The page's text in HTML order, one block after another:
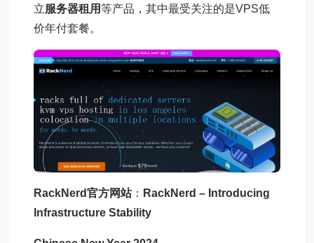
立服务器租用等产品，其中最受关注的是VPS低
价年付套餐。
RackNerd官方网站： RackNerd – Introducing
Infrastructure Stability